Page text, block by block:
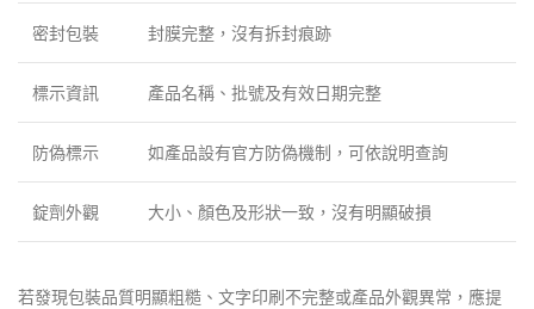
密封包裝 封膜完整，沒有拆封痕跡
標示資訊 產品名稱、批號及有效日期完整
防偽標示 如產品設有官方防偽機制，可依說明查詢
錠劑外觀 大小、顏色及形狀一致，沒有明顯破損
若發現包裝品質明顯粗糙、文字印刷不完整或產品外觀異常，應提